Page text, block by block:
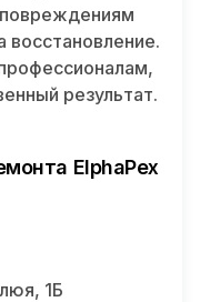
восстановление.
результат.
ElphaPex
1Б